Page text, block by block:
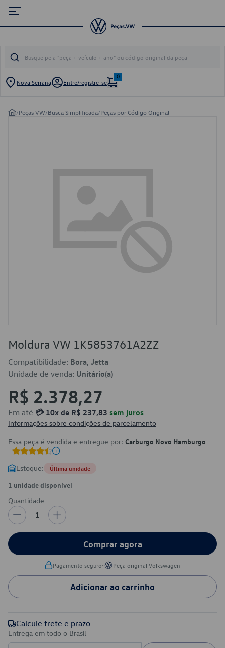
Nova Serrana Entre/registre-se
0
/Peças VW/Busca Simplificada/Peças por Código Original
Moldura VW 1K5853761A2ZZ
Compatibilidade: Bora, Jetta
Unidade de venda: Unitário(a)
R$ 2.378,27
Em até 💳 10x de R$ 237,83 sem juros
Informações sobre condições de parcelamento
Essa peça é vendida e entregue por: Carburgo Novo Hamburgo
Estoque: Última unidade
1 unidade disponível
Quantidade
1
Comprar agora
Pagamento seguro• Peça original Volkswagen
Adicionar ao carrinho
Calcule frete e prazo
Entrega em todo o Brasil